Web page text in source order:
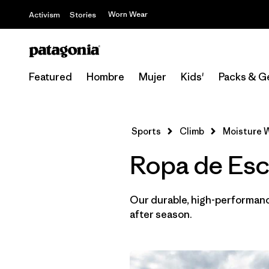
Activism Stories Worn Wear
Featured Hombre Mujer Kids' Packs &
Sports Climb Moisture
Ropa de
Our durable, high-
after season.